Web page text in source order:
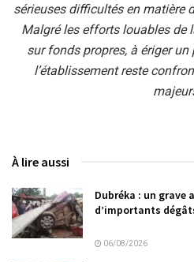
sérieuses difficultés en matière
Malgré les efforts louables de
sur fonds propres, à ériger un
l’établissement reste
À lire aussi
Dubréka : un
d’importants
06/08/2026